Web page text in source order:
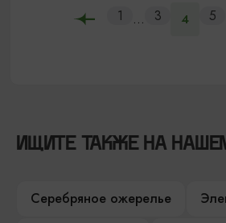
1 ... 3 4 5
ИЩИТЕ ТАКЖЕ НА
Серебряное ожерелье